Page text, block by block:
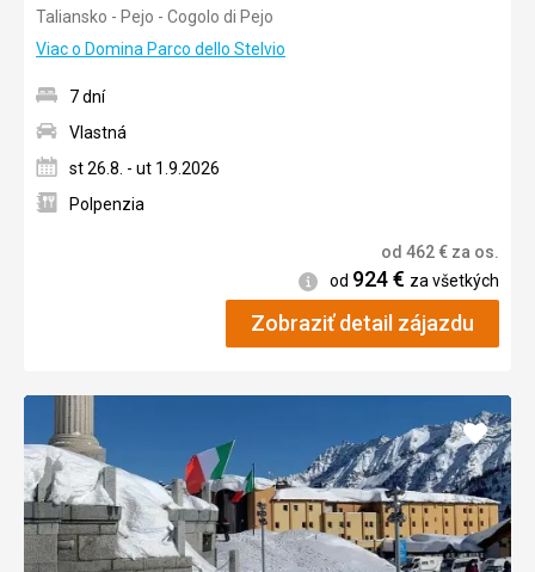
Taliansko - Pejo - Cogolo di Pejo
Viac o Domina Parco dello Stelvio
7 dní
Vlastná
st 26.8. - ut 1.9.2026
Polpenzia
od 462€ za os.
Informácie
od 924€ za všetkých
Zobraziť detail zájazdu
Pridať
do